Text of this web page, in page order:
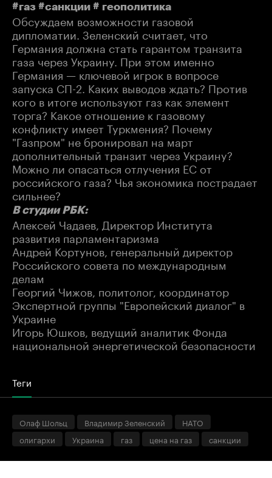
#газ #санкции # геополитика
Обсуждаем возможности газовой
дипломатии. Зеленский считает, что
Германия должна стать гарантом транзита
газа через Украину. При этом именно
Германия — ключевой игрок в вопросе
запуска СП-2. Каких выводов ждать? Против
кого в итоге используют газ как элемент
торга? Какое отношение к газовому
конфликту имеет Туркмения? Почему
"Газпром" не бронировал на март
дополнительный транзит через Украину?
Можно ли опасаться отлучения ЕС от
российского газа? Чья экономика пострадает
сильнее?
В студии РБК:
Алексей Чадаев, Директор Института
развития парламентаризма
Андрей Кортунов, генеральный директор
Российского совета по международным
делам
Георгий Чижов, политолог, координатор
Экспертной группы "Европейский диалог" в
Украине
Игорь Юшков, ведущий аналитик Фонда
национальной энергетической безопасности
Теги
Олаф Шольц Владимир Зеленский
НАТО
олигархи
Украина газ цена на газ санкции